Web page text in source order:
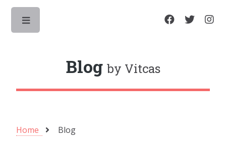
Blog by Vitcas
Home Blog